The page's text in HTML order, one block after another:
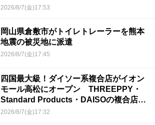
2026/8/7(金)17:53
岡山県倉敷市がトイレトレーラーを熊本
地震の被災地に派遣
2026/8/7(金)17:45
四国最大級！ダイソー系複合店がイオン
モール高松にオープン THREEPPY・
Standard Products・DAISOの複合店は
香川県初
2026/8/7(金)17:32